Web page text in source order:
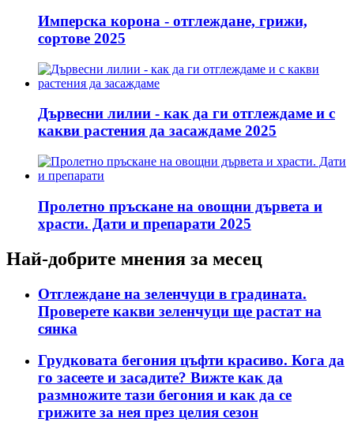
Имперска корона - отглеждане, грижи,
сортове 2025
Дървесни лилии - как да ги отглеждаме и с
какви растения да засаждаме 2025
Пролетно пръскане на овощни дървета и
храсти. Дати и препарати 2025
Най-добрите мнения за месец
Отглеждане на зеленчуци в градината.
Проверете какви зеленчуци ще растат на
сянка
Грудковата бегония цъфти красиво. Кога да
го засеете и засадите? Вижте как да
размножите тази бегония и как да се
грижите за нея през целия сезон